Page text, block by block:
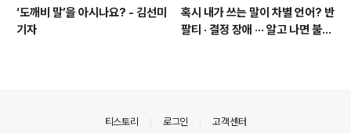
‘도깨비 말’을 아시나요? - 김선미
기자
혹시 내가 쓰는 말이 차별 언어? 반
팔티 · 결정 장애 ··· 알고 나면 불편
티스토리 로그인 고객센터